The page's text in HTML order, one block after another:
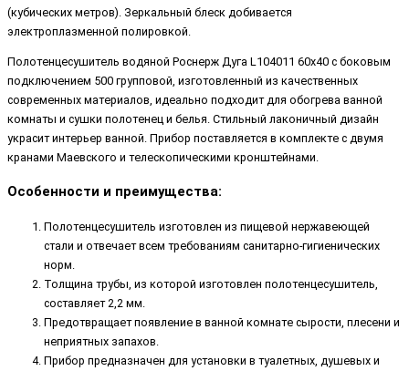
(кубических метров). Зеркальный блеск добивается
электроплазменной полировкой.
Полотенцесушитель водяной Роснерж Дуга L104011 60x40 с боковым
подключением 500 групповой, изготовленный из качественных
современных материалов, идеально подходит для обогрева ванной
комнаты и сушки полотенец и белья. Стильный лаконичный дизайн
украсит интерьер ванной. Прибор поставляется в комплекте с двумя
кранами Маевского и телескопическими кронштейнами.
Особенности и преимущества:
Полотенцесушитель изготовлен из пищевой нержавеющей
стали и отвечает всем требованиям санитарно-гигиенических
норм.
Толщина трубы, из которой изготовлен полотенцесушитель,
составляет 2,2 мм.
Предотвращает появление в ванной комнате сырости, плесени и
неприятных запахов.
Прибор предназначен для установки в туалетных, душевых и